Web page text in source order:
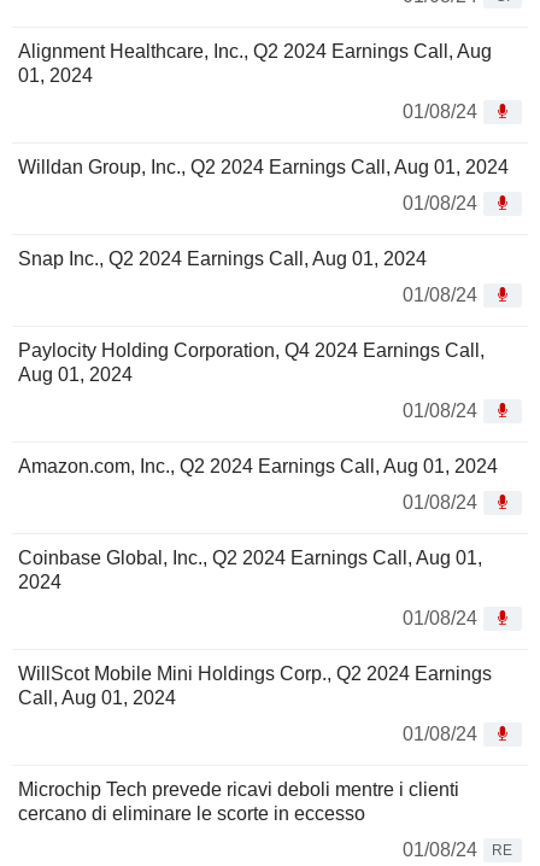
Alignment Healthcare, Inc., Q2 2024 Earnings Call, Aug
01, 2024
01/08/24
Willdan Group, Inc., Q2 2024 Earnings Call, Aug 01, 2024
01/08/24
Snap Inc., Q2 2024 Earnings Call, Aug 01, 2024
01/08/24
Paylocity Holding Corporation, Q4 2024 Earnings Call,
Aug 01, 2024
01/08/24
Amazon.com, Inc., Q2 2024 Earnings Call, Aug 01, 2024
01/08/24
Coinbase Global, Inc., Q2 2024 Earnings Call, Aug 01,
2024
01/08/24
WillScot Mobile Mini Holdings Corp., Q2 2024 Earnings
Call, Aug 01, 2024
01/08/24
Microchip Tech prevede ricavi deboli mentre i clienti
cercano di eliminare le scorte in eccesso
01/08/24
RE